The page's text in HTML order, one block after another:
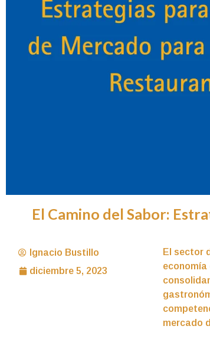
El Camino del Sabor:
Ignacio Bustillo
diciembre 5, 2023
El sector
economía
mercado